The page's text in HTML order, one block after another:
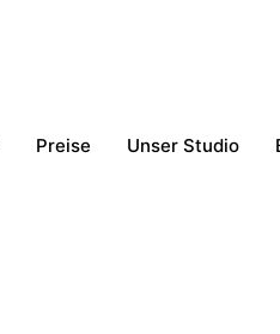
Preise Unser Studio